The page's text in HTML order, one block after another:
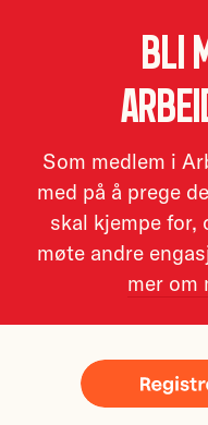
Bli
Som medlem i
med på å prege
skal kjempe for,
møte andre
mer om